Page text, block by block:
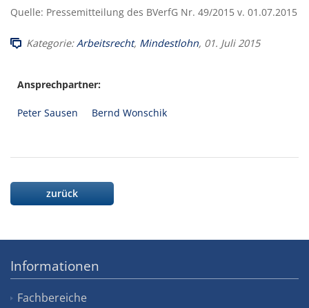
Quelle: Pressemitteilung des BVerfG Nr. 49/2015 v. 01.07.2015
Kategorie:Arbeitsrecht, Mindestlohn, 01. Juli 2015
Ansprechpartner:
Peter Sausen Bernd Wonschik
zurück
Informationen
Fachbereiche